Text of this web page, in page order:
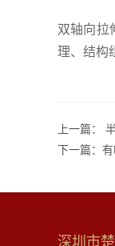
双轴向拉
理、结构
上一篇：
下一篇：
深圳市